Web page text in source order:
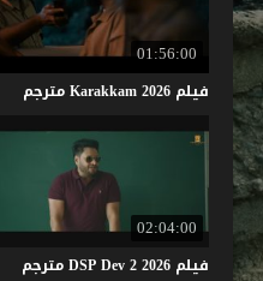
01:56:00
فيلم Karakkam2026 مترجم
02:04:00
فيلم DSPDev22026 مترجم